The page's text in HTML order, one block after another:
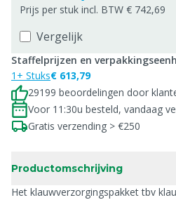
Prijs per stuk incl. BTW € 742,69
Vergelijk
Staffelprijzen en
1+ Stuks€ 613,79
29199 beoordelingen door
Voor 11:30u besteld, vandaag
Gratis verzending > €250
Productomschrijving
Het klauwverzorgingspakket tbv